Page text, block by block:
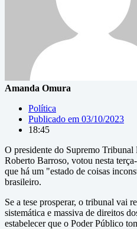
Amanda Omura
Política
Publicado em 03/10/2023
18:45
O presidente do Supremo
Roberto Barroso, votou nesta
que há um "estado de coisas
brasileiro.
Se a tese prosperar, o tribunal vai
sistemática e massiva de direitos
estabelecer que o Poder Público